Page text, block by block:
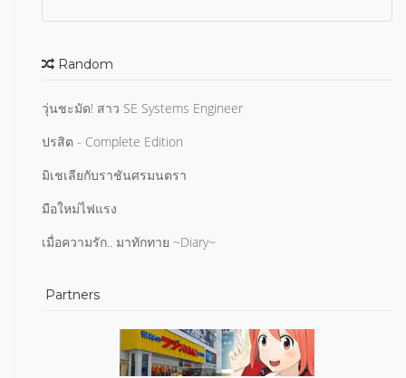
Random
วุ่นชะมัด! สาว SE Systems Engineer
ปรสิต - Complete Edition
มิเชเลียกับราชันศรมนตรา
มือใหม่ไฟแรง
เมื่อความรัก.. มาทักทาย ~Diary~
Partners